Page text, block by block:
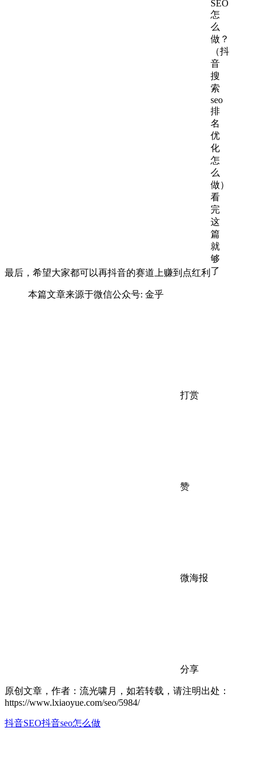
最后，希望大家都可以再抖音的赛道上赚到点红利
本篇文章来源于微信公众号: 金乎
打赏
赞
微海报
分享
原创文章，作者：流光啸月，如若转载，请注明出处：
https://www.lxiaoyue.com/seo/5984/
抖音SEO抖音seo怎么做